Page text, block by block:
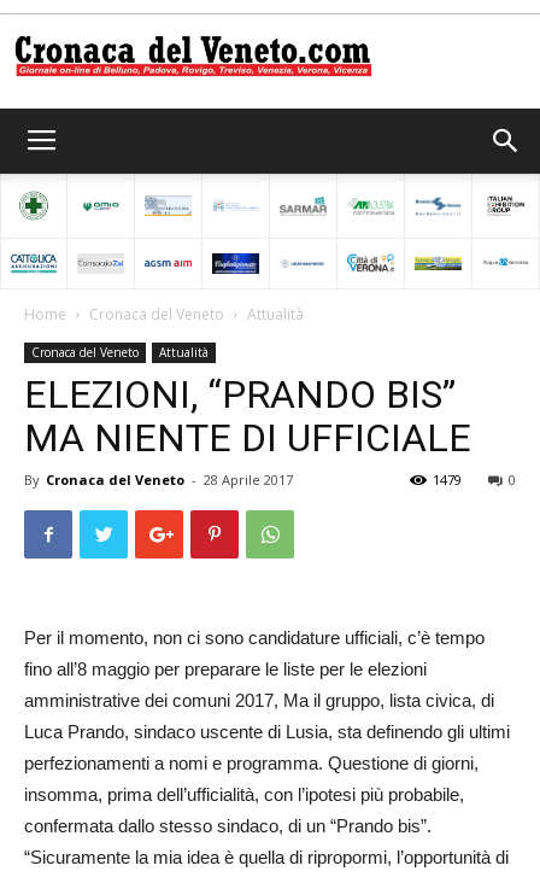
del
Home Cronaca del Veneto Attualità
Cronaca del Veneto Attualità
ELEZIONI, “PRANDO BIS”
MA NIENTE DI UFFICIALE
By Cronaca del Veneto - 28 Aprile 2017 0
1479
Per il momento, non ci sono candidature ufficiali, c’è tempo
fino all’8 maggio per preparare le liste per le elezioni
amministrative dei comuni 2017, Ma il gruppo, lista civica, di
Luca Prando, sindaco uscente di Lusia, sta definendo gli ultimi
perfezionamenti a nomi e programma. Questione di giorni,
insomma, prima dell’ufficialità, con l’ipotesi più probabile,
confermata dallo stesso sindaco, di un “Prando bis”.
“Sicuramente la mia idea è quella di ripropormi, l’opportunità di